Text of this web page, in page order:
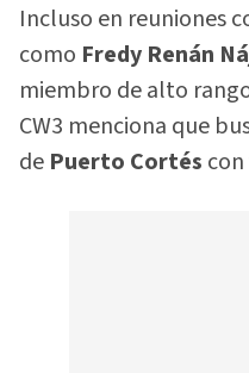
Incluso en reuniones
como Fredy Renán
miembro de alto
CW3 menciona que
de Puerto Cortés